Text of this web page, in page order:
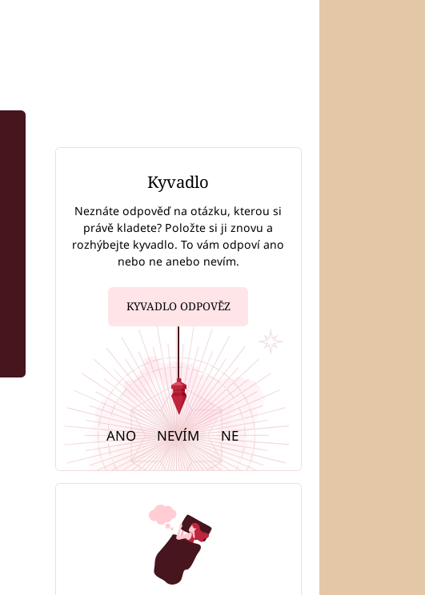
Kyvadlo
Neznáte odpověď na otázku, kterou si
právě kladete? Položte si ji znovu a
rozhýbejte kyvadlo. To vám odpoví ano
nebo ne anebo nevím.
KYVADLO ODPOVĚZ
ANO NEVÍM NE